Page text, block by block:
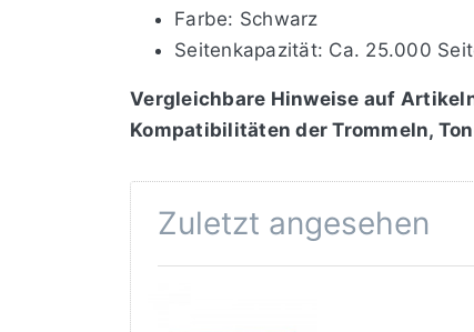
Farbe: Schwarz
Seitenkapazität: Ca. 25.000
Vergleichbare Hinweise auf
Kompatibilitäten der Trommeln,
Zuletzt angesehen